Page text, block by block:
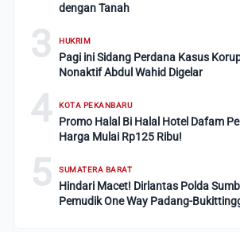
dengan Tanah
3 HUKRIM
Pagi ini Sidang Perdana Kasus
Nonaktif Abdul Wahid Digelar
4 KOTA PEKANBARU
Promo Halal Bi Halal Hotel Dafam
Harga Mulai Rp125 Ribu!
5 SUMATERA BARAT
Hindari Macet! Dirlantas Polda
Pemudik One Way Padang-